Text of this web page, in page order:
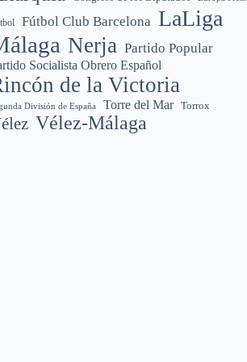
Fútbol Club Barcelona LaLiga
Nerja Partido Popular
Socialista Obrero Español
de la Victoria
División de España Torre del Mar Torrox
Vélez-Málaga